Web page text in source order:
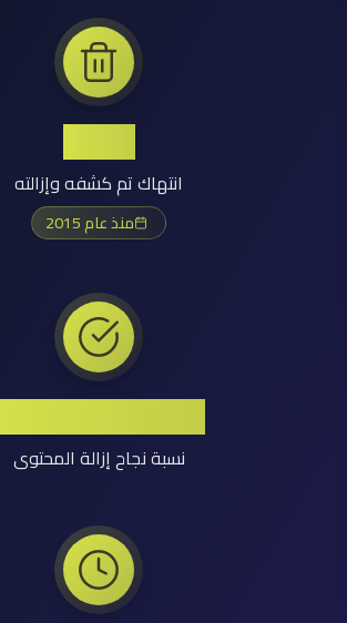
+1.2M
انتهاك تم كشفه وإزالته
منذ عام 2015
معدل نجاح
نسبة نجاح إزالة المحتوى